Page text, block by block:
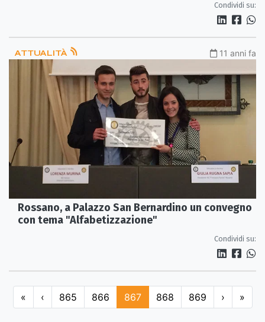
Condividi su:
ATTUALITÀ 11 anni fa
Rossano, a Palazzo San Bernardino un convegno
con tema "Alfabetizzazione"
Condividi su:
« ‹ 865 866 867 868 869 › »